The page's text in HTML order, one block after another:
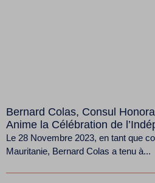
Bernard Colas, Consul
Anime la Célébration de
Mauritanienne à Nos Bureaux
Le 28 Novembre 2023, en tant que
Mauritanie, Bernard Colas a tenu à...